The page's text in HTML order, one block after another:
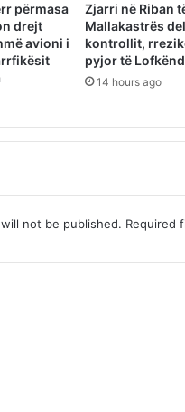
përmasa
drejt
avioni i
Zjarri në Riban
Mallakastrës
kontrollit,
pyjor të
14 hours ago
not be published. Required